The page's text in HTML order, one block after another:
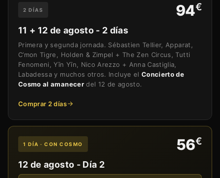
2 DÍAS 94€
11 + 12 de agosto - 2 días
Primera y segunda jornada. Sébastien Tellier, Apparat,
C’mon Tigre, Holden & Zimpel + The Zen Circus, Tutti
Fenomeni, Yīn Yīn, Nico Arezzo + Anna Castiglia,
Labadessa y muchos otros. Incluye el Concierto de
Cosmo al amanecerdel 12 de agosto.
Comprar 2 días
1 DÍA · CON COSMO 56€
12 de agosto - Día 2